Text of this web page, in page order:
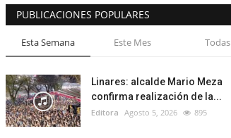
PUBLICACIONES POPULARES
Esta Semana Este Mes Todas
Linares: alcalde Mario Meza
confirma realización de la...
Editora Agosto 5, 2026 895